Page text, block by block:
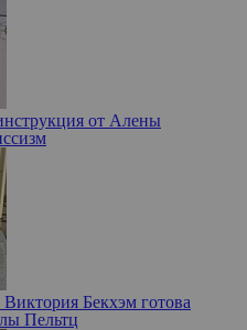
от Алены
Бекхэм готова
Пельтц